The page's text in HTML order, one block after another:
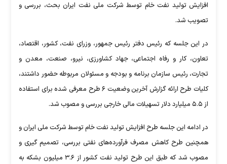
افزایش تولید نفت خام توسط شرکت ملی نفت ایران بحث، بررسی و
تصویب شد.
در این جلسه که رئیس دفتر رئیس جمهور، وزرای نفت، کشور، اقتصاد،
تعاون، کار و رفاه اجتماعی، جهاد کشاورزی، نیرو، صنعت، معدن و
تجارت، رئیس سازمان برنامه و بودجه و مسئولان مربوطه حضور داشتند،
کلیات طرح ارائه گزارش آخرین وضعیت ۶ طرح معرفی شده برای استفاده
از ۵.۵ میلیارد دلار تسهیلات مالی خارجی بررسی و مصوب شد.
در ادامه این جلسه طرح افزایش تولید نفت خام توسط شرکت ملی ایران و
همچنین طرح کاهش مصرف فرآورده‌های نفتی بررسی، تصمیم گیری و
مصوب شد که طبق این طرح تولید نفت کشور از ۳.۶ میلیون بشکه به